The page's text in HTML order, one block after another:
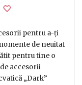
pentru a-ți
de neuitat
pentru tine o
accesorii
„Dark”